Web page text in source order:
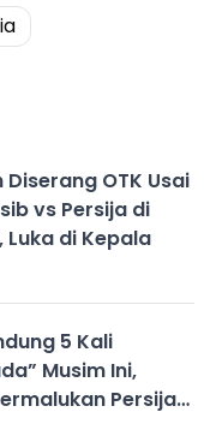
OTK Usai
vs Persija di
Luka di Kepala
5 Kali
Musim Ini,
Persija